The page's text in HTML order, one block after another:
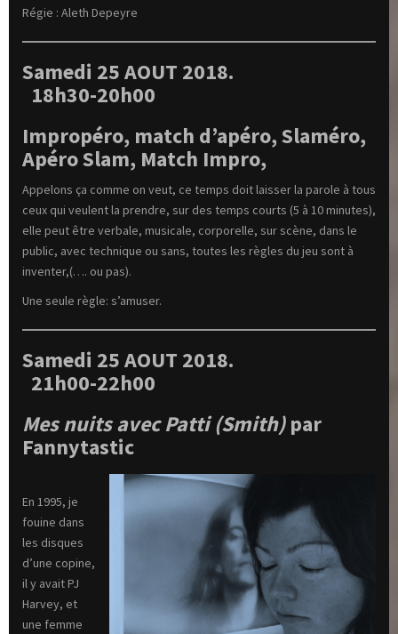
Régie : Aleth Depeyre
Samedi 25 AOUT 2018.
18h30-20h00
Impropéro, match d’apéro, Slaméro,
Apéro Slam, Match Impro,
Appelons ça comme on veut, ce temps doit laisser la parole à tous
ceux qui veulent la prendre, sur des temps courts (5 à 10 minutes),
elle peut être verbale, musicale, corporelle, sur scène, dans le
public, avec technique ou sans, toutes les règles du jeu sont à
inventer,(…. ou pas).
Une seule règle: s’amuser.
Samedi 25 AOUT 2018.
21h00-22h00
Mes nuits avec Patti (Smith)par
Fannytastic
En 1995, je
fouine dans
les disques
d’une copine,
il y avait PJ
Harvey, et
une femme